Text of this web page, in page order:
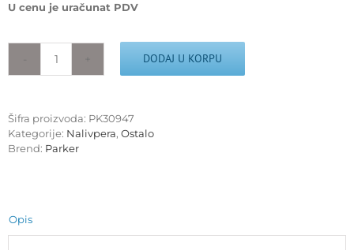
U cenu je uračunat PDV
Nalivpero
Bond
Street
Black
DODAJ U KORPU
Šifra proizvoda: PK30947
Kategorije: Nalivpera, Ostalo
Brend: Parker
Opis